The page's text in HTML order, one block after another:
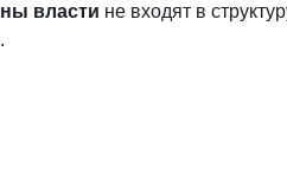
власти не входят в